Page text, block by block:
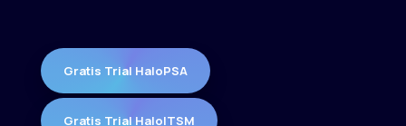
Gratis Trial HaloPSA
Gratis Trial HaloITSM